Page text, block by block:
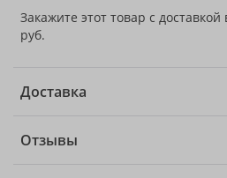
Закажите этот товар с
руб.
Доставка
Отзывы